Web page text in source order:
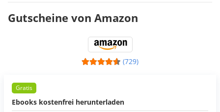
Gutscheine von Amazon
(729)
Gratis
Ebooks kostenfrei herunterladen